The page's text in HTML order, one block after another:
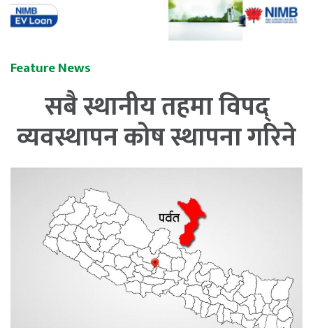
Feature News
सबै स्थानीय तहमा विपद्
व्यवस्थापन कोष स्थापना गरिने